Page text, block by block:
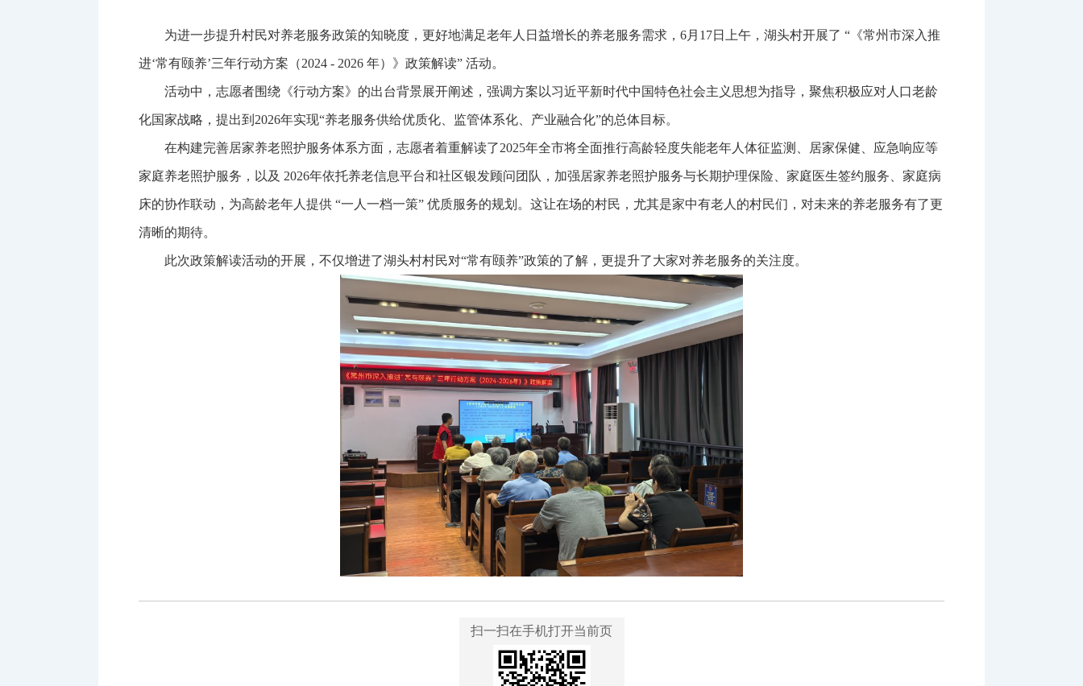
为进一步提升村民对养老服务政策的知晓度，更好地满足老年人日益增长的养老服务需求，6月17日上午，湖头村开展了 “《常州市深入推
进‘常有颐养’三年行动方案（2024 - 2026 年）》政策解读” 活动。
活动中，志愿者围绕《行动方案》的出台背景展开阐述，强调方案以习近平新时代中国特色社会主义思想为指导，聚焦积极应对人口老龄
化国家战略，提出到2026年实现“养老服务供给优质化、监管体系化、产业融合化”的总体目标。
在构建完善居家养老照护服务体系方面，志愿者着重解读了2025年全市将全面推行高龄轻度失能老年人体征监测、居家保健、应急响应等
家庭养老照护服务，以及 2026年依托养老信息平台和社区银发顾问团队，加强居家养老照护服务与长期护理保险、家庭医生签约服务、家庭病
床的协作联动，为高龄老年人提供 “一人一档一策” 优质服务的规划。这让在场的村民，尤其是家中有老人的村民们，对未来的养老服务有了更
清晰的期待。
此次政策解读活动的开展，不仅增进了湖头村村民对“常有颐养”政策的了解，更提升了大家对养老服务的关注度。
扫一扫在手机打开当前页